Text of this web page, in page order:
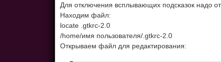
Для отключения всплывающих подсказок надо
Находим файл:
locate .gtkrc-2.0
/home/имя пользователя/.gtkrc-2.0
Открываем файл для редактирования: